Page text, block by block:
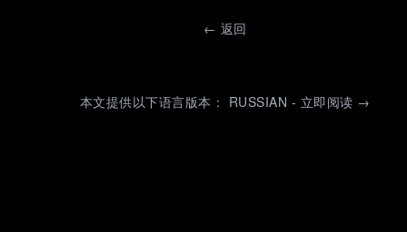
← 返回
本文提供以下语言版本： RUSSIAN - 立即阅读 →